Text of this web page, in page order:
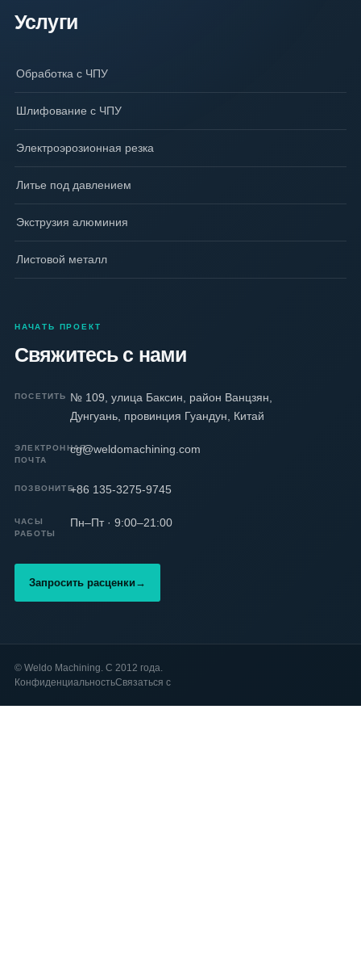
Услуги
Обработка с ЧПУ
Шлифование с ЧПУ
Электроэрозионная резка
Литье под давлением
Экструзия алюминия
Листовой металл
НАЧАТЬ ПРОЕКТ
Свяжитесь с нами
ПОСЕТИТЬ
№ 109, улица Баксин, район Ванцзян,
Дунгуань, провинция Гуандун, Китай
ЭЛЕКТРОННАЯ
ПОЧТА
cg@weldomachining.com
ПОЗВОНИТЕ+86 135-3275-9745
ЧАСЫ
РАБОТЫ
Пн–Пт · 9:00–21:00
Запросить расценки →
© Weldo Machining. С 2012 года.
КонфиденциальностьСвязаться с